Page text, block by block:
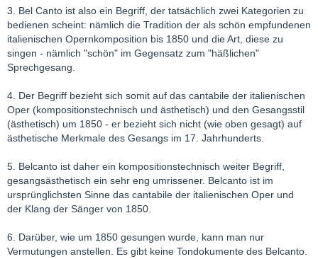
3. Bel Canto ist also ein Begriff, der tatsächlich zwei Kategorien zu
bedienen scheint: nämlich die Tradition der als schön empfundenen
italienischen Opernkomposition bis 1850 und die Art, diese zu
singen - nämlich "schön" im Gegensatz zum "häßlichen"
Sprechgesang.
4. Der Begriff bezieht sich somit auf das cantabile der italienischen
Oper (kompositionstechnisch und ästhetisch) und den Gesangsstil
(ästhetisch) um 1850 - er bezieht sich nicht (wie oben gesagt) auf
ästhetische Merkmale des Gesangs im 17. Jahrhunderts.
5. Belcanto ist daher ein kompositionstechnisch weiter Begriff,
gesangsästhetisch ein sehr eng umrissener. Belcanto ist im
ursprünglichsten Sinne das cantabile der italienischen Oper und
der Klang der Sänger von 1850.
6. Darüber, wie um 1850 gesungen wurde, kann man nur
Vermutungen anstellen. Es gibt keine Tondokumente des Belcanto.